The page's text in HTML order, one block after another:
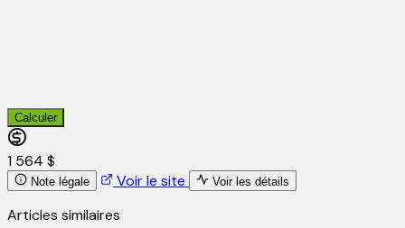
Calculer
1 564 $
Note légale Voir le site Voir les détails
Articles similaires